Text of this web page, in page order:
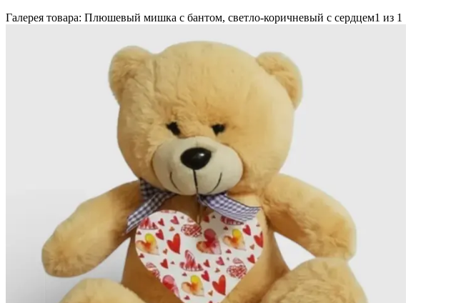
Галерея товара: Плюшевый мишка с бантом, светло-коричневый с сердцем1 из 1